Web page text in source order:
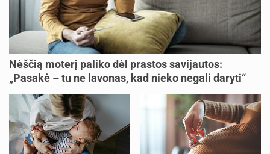
Nėščią moterį paliko dėl prastos savijautos:
„Pasakė – tu ne lavonas, kad nieko negali daryti“